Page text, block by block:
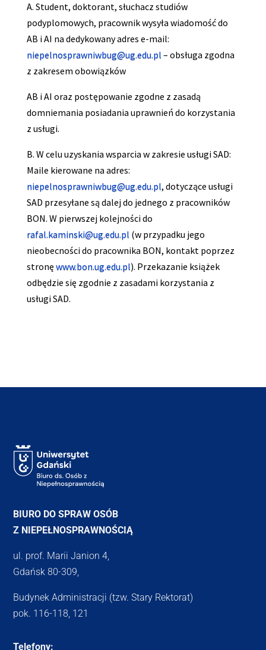
A. Student, doktorant, słuchacz studiów
podyplomowych, pracownik wysyła wiadomość do
AB i AI na dedykowany adres e-mail:
niepelnosprawniwbug@ug.edu.pl – obsługa zgodna
z zakresem obowiązków
AB i AI oraz postępowanie zgodne z zasadą
domniemania posiadania uprawnień do korzystania
z usługi.
B. W celu uzyskania wsparcia w zakresie usługi SAD:
Maile kierowane na adres:
niepelnosprawniwbug@ug.edu.pl, dotyczące usługi
SAD przesyłane są dalej do jednego z pracowników
BON. W pierwszej kolejności do
rafal.kaminski@ug.edu.pl (w przypadku jego
nieobecności do pracownika BON, kontakt poprzez
stronę www.bon.ug.edu.pl). Przekazanie książek
odbędzie się zgodnie z zasadami korzystania z
usługi SAD.
BIURO DO SPRAW OSÓB
Z NIEPEŁNOSPRAWNOŚCIĄ
ul. prof. Marii Janion 4,
Gdańsk 80-309,
Budynek Administracji (tzw. Stary Rektorat)
pok. 116-118, 121
Telefony: